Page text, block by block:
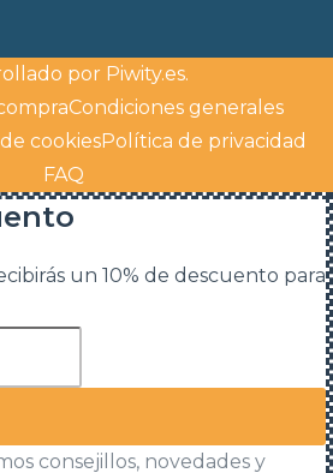
por Piwity.es.
Condiciones generales
cookiesPolítica de privacidad
FAQ
un 10% de descuento para
consejillos, novedades y